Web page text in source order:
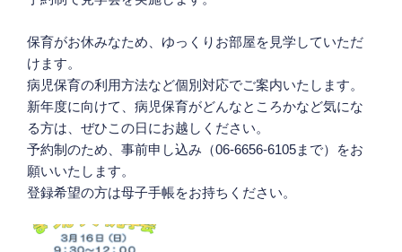
保育がお休みなため、ゆっくりお部屋を見学していただ
けます。
病児保育の利用方法など個別対応でご案内いたします。
新年度に向けて、病児保育がどんなところかなど気にな
る方は、ぜひこの日にお越しください。
予約制のため、事前申し込み（06-6656-6105まで）をお
願いいたします。
登録希望の方は母子手帳をお持ちください。